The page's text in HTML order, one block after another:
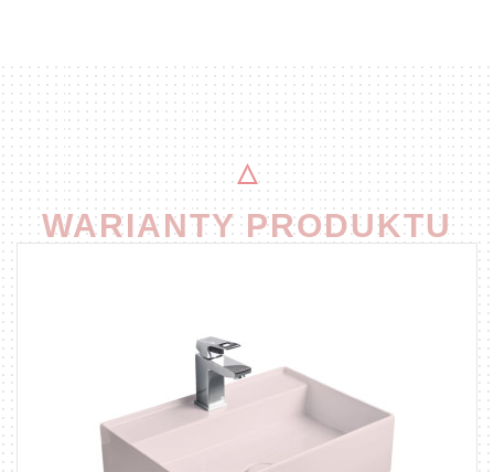
WARIANTY PRODUKTU